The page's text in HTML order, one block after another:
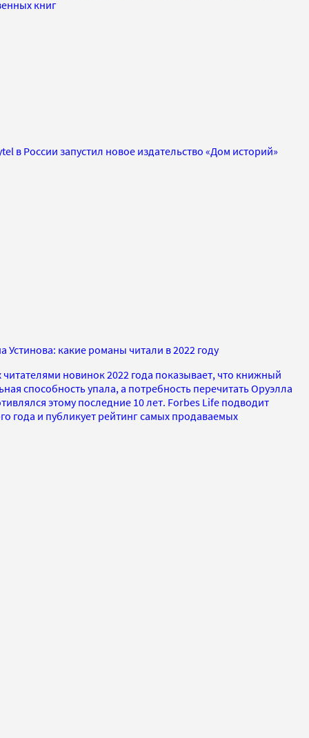
книг
в России запустил новое издательство «Дом историй»
Устинова: какие романы читали в 2022 году
новинок 2022 года показывает, что книжный
способность упала, а потребность перечитать Оруэлла
этому последние 10 лет. Forbes Life подводит
года и публикует рейтинг самых продаваемых